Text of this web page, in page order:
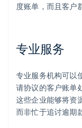
度账单，而且客户
专业服务
专业服务机构可以
请协议的客户账单
这些企业能够将资
而非忙于追讨逾期